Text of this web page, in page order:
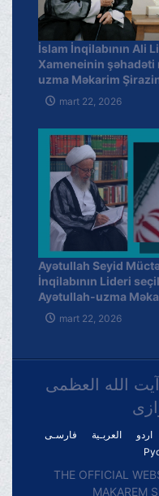
İslam İnqilabının Ali
Xameneinin
uzma Məkarim
mart 22, 2026
Ayətullah Seyid
İnqilabının Lideri
Ayətullah-uzma
mart 22, 2026
الله العظمی
فارسـی العربـیة اردو
THE OFFICIAL
MAKAREM